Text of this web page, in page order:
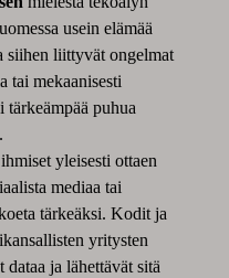
usein elämää
siihen liittyvät ongelmat
tai mekaanisesti
puhua
yleisesti ottaen
mediaa tai
tärkeäksi. Kodit ja
yritysten
ja lähettävät sitä